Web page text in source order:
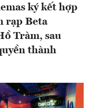
ký kết hợp
rạp Beta
Tràm, sau
thành